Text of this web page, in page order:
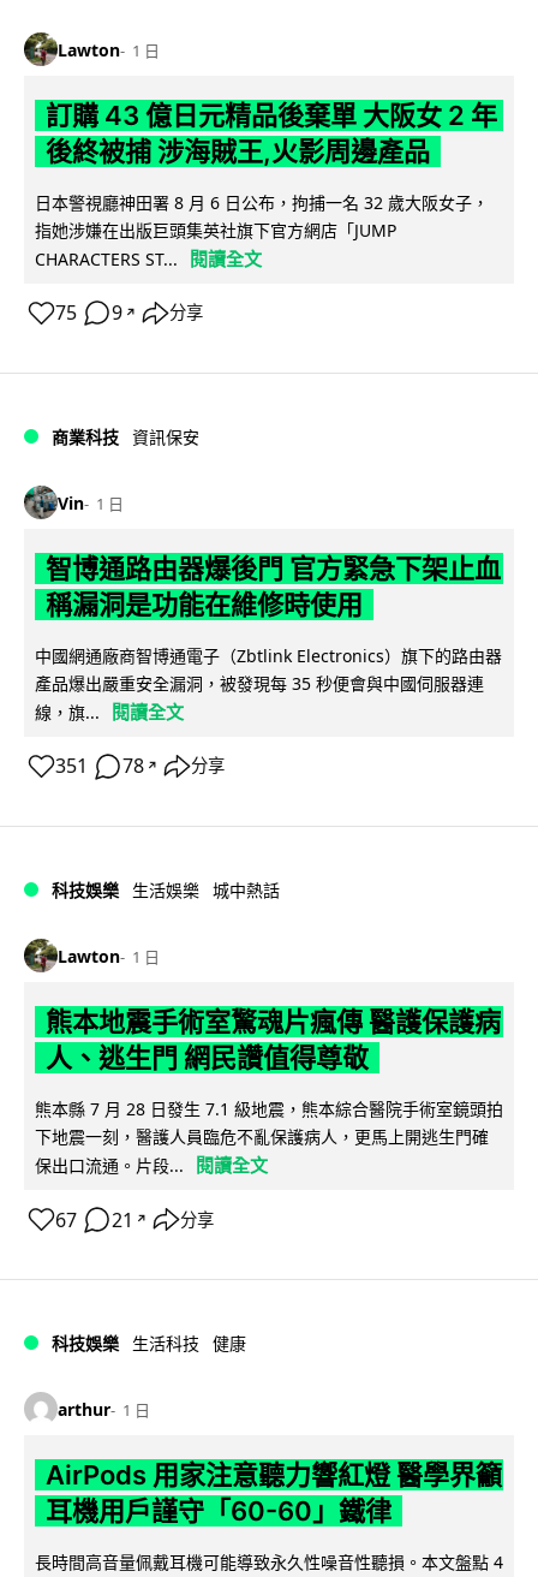
Lawton 1 日
訂購 43 億日元精品後棄單 大阪女 2 年
後終被捕 涉海賊王,火影周邊產品
日本警視廳神田署 8 月 6 日公布，拘捕一名 32 歲大阪女子，
指她涉嫌在出版巨頭集英社旗下官方網店「JUMP
CHARACTERS ST...
閱讀全文
75 9 ↗ 分享
商業科技 資訊保安
Vin 1 日
智博通路由器爆後門 官方緊急下架止血
稱漏洞是功能在維修時使用
中國網通廠商智博通電子（Zbtlink Electronics）旗下的路由器
產品爆出嚴重安全漏洞，被發現每 35 秒便會與中國伺服器連
線，旗...
閱讀全文
351 78 ↗ 分享
科技娛樂 生活娛樂 城中熱話
Lawton 1 日
熊本地震手術室驚魂片瘋傳 醫護保護病
人、逃生門 網民讚值得尊敬
熊本縣 7 月 28 日發生 7.1 級地震，熊本綜合醫院手術室鏡頭拍
下地震一刻，醫護人員臨危不亂保護病人，更馬上開逃生門確
保出口流通。片段...
閱讀全文
67 21 ↗ 分享
科技娛樂 生活科技 健康
arthur 1 日
AirPods 用家注意聽力響紅燈 醫學界籲
耳機用戶謹守「60-60」鐵律
長時間高音量佩戴耳機可能導致永久性噪音性聽損。本文盤點 4